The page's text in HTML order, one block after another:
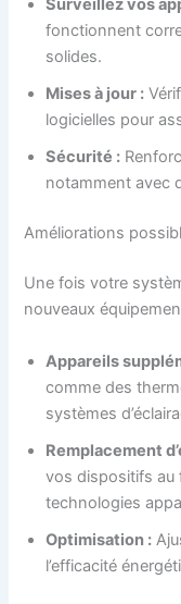
Surveillez vos
fonctionnent
solides.
Mises à jour :
logicielles pour
Sécurité :
notamment avec
Améliorations
Une fois votre
nouveaux
Appareils
comme des
systèmes
Remplacement
vos dispositifs au
technologies
Optimisation :
l’efficacité